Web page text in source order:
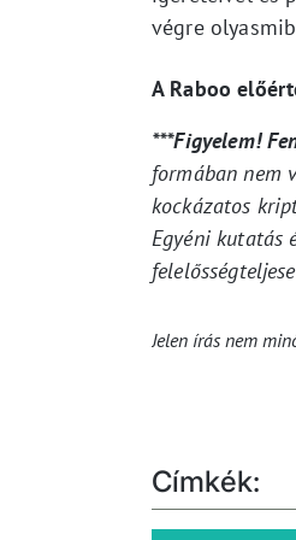
végre
A Raboo
***Figyelem!
formában nem
kockázatos
Egyéni kutatás
Jelen írás nem
Címkék: